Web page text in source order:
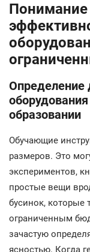
Понимание
Определение
образовании
Обучающие
размеров. Это
экспериментов,
простые вещи
бусинок, которые
ограниченным
зачастую
ясностью. Когда